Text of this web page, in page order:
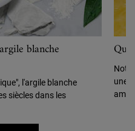
blanche
l'argile blanche
siècles dans les
une